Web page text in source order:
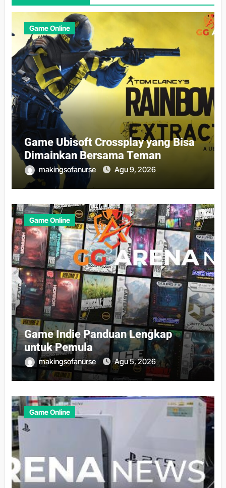
Game Online
Game Ubisoft Crossplay yang Bisa
Dimainkan Bersama Teman
makingsofanurse Agu 9, 2026
Game Online
Game Indie Panduan Lengkap
untuk Pemula
makingsofanurse Agu 5, 2026
Game Online